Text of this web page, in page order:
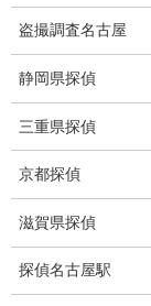
人探し
浮気調査特別プ
ストーカー関
所在調査 家出
盗撮調査名古屋
静岡県探偵
三重県探偵
京都探偵
滋賀県探偵
探偵名古屋駅